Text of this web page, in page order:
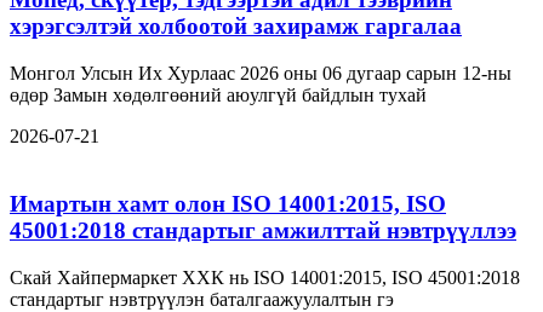
хэрэгсэлтэй холбоотой захирамж гаргалаа
Монгол Улсын Их Хурлаас 2026 оны 06 дугаар сарын 12-ны
өдөр Замын хөдөлгөөний аюулгүй байдлын тухай
2026-07-21
Имартын хамт олон ISO 14001:2015, ISO
45001:2018 стандартыг амжилттай нэвтрүүллээ
Скай Хайпермаркет ХХК нь ISO 14001:2015, ISO 45001:2018
стандартыг нэвтрүүлэн баталгаажуулалтын гэ